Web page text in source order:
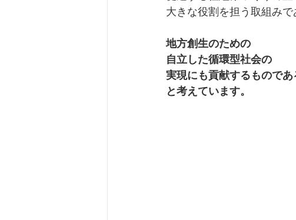
大きな役割を担う取組みで
地方創生のための
自立した循環型社会の
実現にも貢献するものであ
と考えています。